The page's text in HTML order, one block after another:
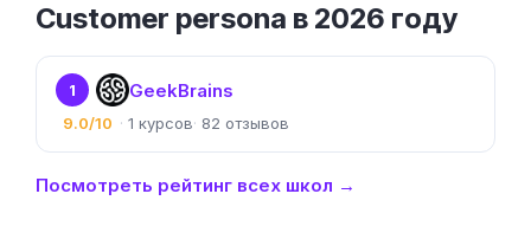
Customer persona в 2026 году
1 GeekBrains
9.0/10 1 82
Посмотреть рейтинг всех школ →